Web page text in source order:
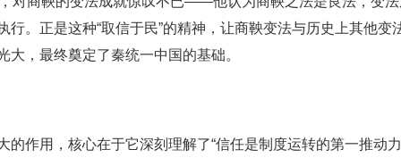
。正是这种“取信于民”的精神，让商鞅变法与历史上其他
，最终奠定了秦统一中国的基础。
作用，核心在于它深刻理解了“信任是制度运转的第一推动